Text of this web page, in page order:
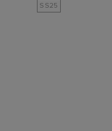
SS25